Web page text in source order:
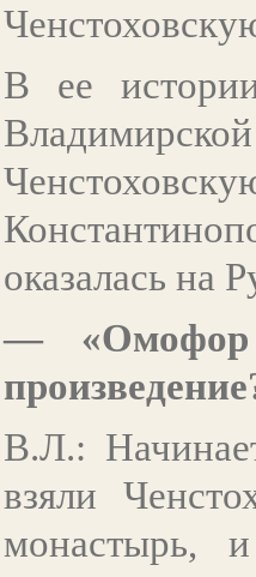
В ее
оказалась на
— «Омофор
В.Л.:
взяли
монастырь,